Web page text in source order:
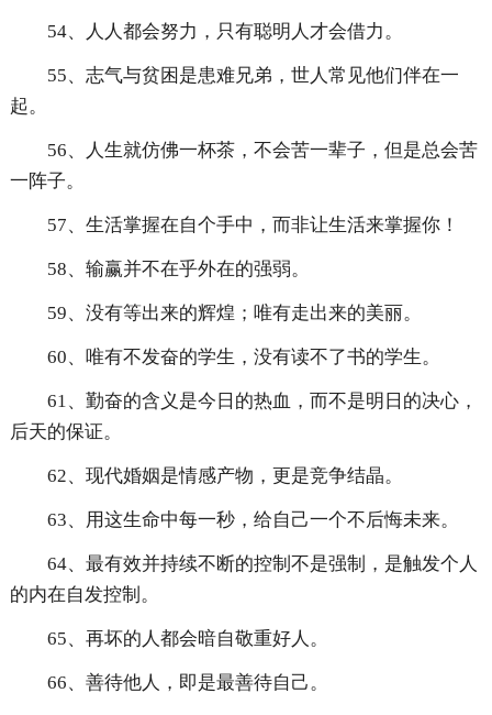
54、人人都会努力，只有聪明人才会借力。
55、志气与贫困是患难兄弟，世人常见他们伴在一
起。
56、人生就仿佛一杯茶，不会苦一辈子，但是总会苦
一阵子。
57、生活掌握在自个手中，而非让生活来掌握你！
58、输赢并不在乎外在的强弱。
59、没有等出来的辉煌；唯有走出来的美丽。
60、唯有不发奋的学生，没有读不了书的学生。
61、勤奋的含义是今日的热血，而不是明日的决心，
后天的保证。
62、现代婚姻是情感产物，更是竞争结晶。
63、用这生命中每一秒，给自己一个不后悔未来。
64、最有效并持续不断的控制不是强制，是触发个人
的内在自发控制。
65、再坏的人都会暗自敬重好人。
66、善待他人，即是最善待自己。